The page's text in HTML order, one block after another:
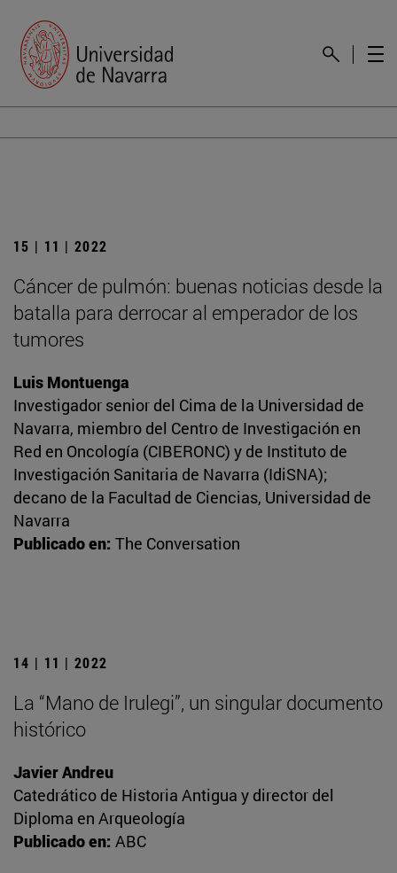
15 | 11 | 2022
Cáncer de pulmón: buenas noticias desde la
batalla para derrocar al emperador de los
tumores
Luis Montuenga
Investigador senior del Cima de la Universidad de
Navarra, miembro del Centro de Investigación en
Red en Oncología (CIBERONC) y de Instituto de
Investigación Sanitaria de Navarra (IdiSNA);
decano de la Facultad de Ciencias, Universidad de
Navarra
Publicado en: The Conversation
14 | 11 | 2022
La “Mano de Irulegi”, un singular documento
histórico
Javier Andreu
Catedrático de Historia Antigua y director del
Diploma en Arqueología
Publicado en: ABC